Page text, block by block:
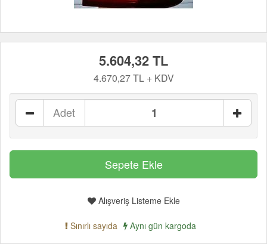
5.604,32 TL
4.670,27 TL + KDV
Adet
Alışveriş Listeme Ekle
Sınırlı sayıda Aynı gün kargoda